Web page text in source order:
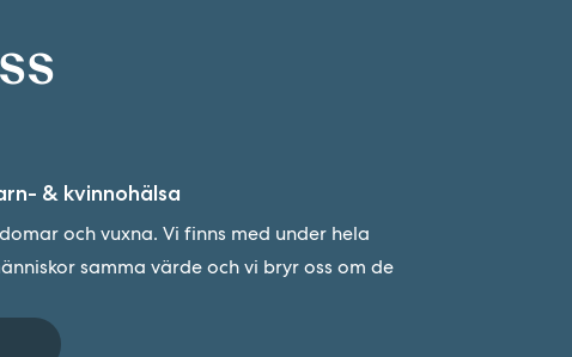
& kvinnohälsa
och vuxna. Vi finns med under hela
samma värde och vi bryr oss om de